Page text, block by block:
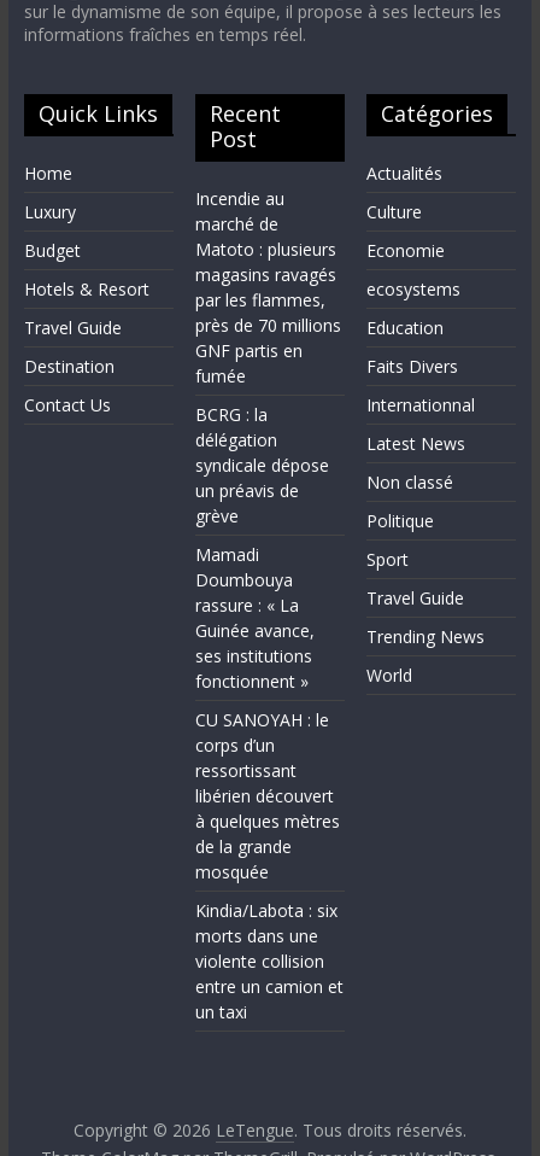
sur le dynamisme de son équipe, il propose à ses lecteurs les
informations fraîches en temps réel.
Quick Links
Home
Luxury
Budget
Hotels & Resort
Travel Guide
Destination
Contact Us
Recent
Post
Incendie au
marché de
Matoto : plusieurs
magasins ravagés
par les flammes,
près de 70 millions
GNF partis en
fumée
BCRG : la
délégation
syndicale dépose
un préavis de
grève
Mamadi
Doumbouya
rassure : « La
Guinée avance,
ses institutions
fonctionnent »
CU SANOYAH : le
corps d’un
ressortissant
libérien découvert
à quelques mètres
de la grande
mosquée
Kindia/Labota : six
morts dans une
violente collision
entre un camion et
un taxi
Catégories
Actualités
Culture
Economie
ecosystems
Education
Faits Divers
Internationnal
Latest News
Non classé
Politique
Sport
Travel Guide
Trending News
World
Copyright © 2026 LeTengue. Tous droits réservés.